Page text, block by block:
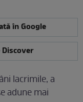
în Google
lacrimile, a
adune mai